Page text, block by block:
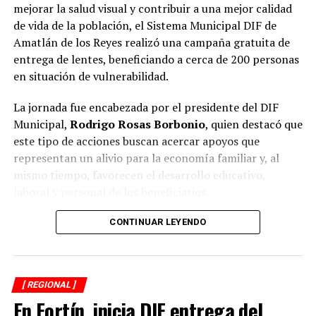
En la comunidad de Palmillas, el apoyo lo entregaron a
Rosa María Rosiles Flores.
El Presidente Municipal de Yanga recordó que las
gestiones y programas se trabajan en conjunto con el
DIF Estatal para brindar soporte a la población que más
lo necesite y así ayudar a más personas, principalmente
de las comunidades que presentan un rezago social y
Liliana Aquino Renteral, directora de DIF Municipal de
las oficinas del organismo asistencial con fecha límite el
lunes 28, la constancia médica expedida por el Centro
mejorar la salud visual y contribuir a una mejor calidad
de vida de la población, el Sistema Municipal DIF de
Amatlán de los Reyes realizó una campaña gratuita de
entrega de lentes, beneficiando a cerca de 200 personas
en situación de vulnerabilidad.
La jornada fue encabezada por el presidente del DIF
Municipal, Rodrigo Rosas Borbonio, quien destacó que
este tipo de acciones buscan acercar apoyos que
representan un alivio para la economía familiar y, al
mismo tiempo, favorecen el desarrollo educativo,
Durante la campaña fueron atendidas niñas, niños,
mayores, quienes previamente se sometieron a
valoraciones visuales para determinar la graduación
adecuada y recibir lentes acordes a sus necesidades.
CONTINUAR LEYENDO
[ REGIONAL ]